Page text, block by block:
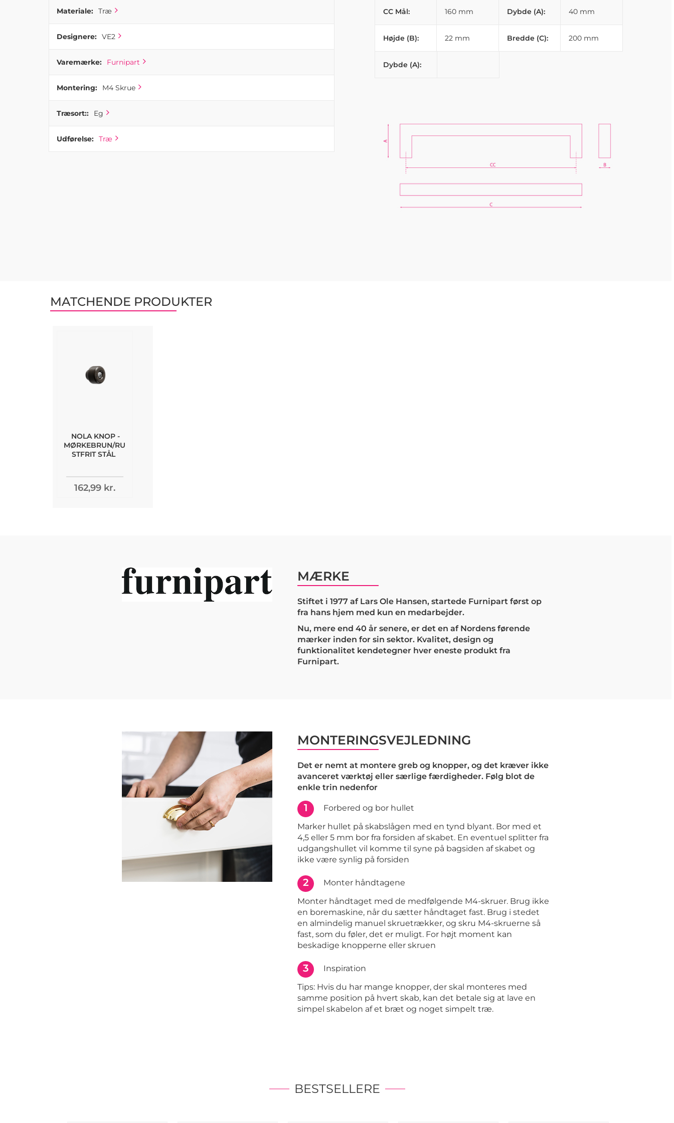
Materiale: Træ
Designere: VE2
Varemærke: Furnipart
Montering: M4 Skrue
Træsort:: Eg
Udførelse: Træ
CC Mål: 160 mm Dybde (A): 40 mm
Højde (B): 22 mm Bredde (C): 200 mm
Dybde (A):
MATCHENDE PRODUKTER
NOLA KNOP -
MØRKEBRUN/RU
STFRIT STÅL
162,99 kr.
MÆRKE
Stiftet i 1977 af Lars Ole Hansen, startede Furnipart først op
fra hans hjem med kun en medarbejder.
Nu, mere end 40 år senere, er det en af Nordens førende
mærker inden for sin sektor. Kvalitet, design og
funktionalitet kendetegner hver eneste produkt fra
Furnipart.
MONTERINGSVEJLEDNING
Det er nemt at montere greb og knopper, og det kræver ikke
avanceret værktøj eller særlige færdigheder. Følg blot de
enkle trin nedenfor
1
Forbered og bor hullet
Marker hullet på skabslågen med en tynd blyant. Bor med et
4,5 eller 5 mm bor fra forsiden af skabet. En eventuel splitter fra
udgangshullet vil komme til syne på bagsiden af skabet og
ikke være synlig på forsiden
2
Monter håndtagene
Monter håndtaget med de medfølgende M4-skruer. Brug ikke
en boremaskine, når du sætter håndtaget fast. Brug i stedet
en almindelig manuel skruetrækker, og skru M4-skruerne så
fast, som du føler, det er muligt. For højt moment kan
beskadige knopperne eller skruen
3
Inspiration
Tips: Hvis du har mange knopper, der skal monteres med
samme position på hvert skab, kan det betale sig at lave en
simpel skabelon af et bræt og noget simpelt træ.
BESTSELLERE